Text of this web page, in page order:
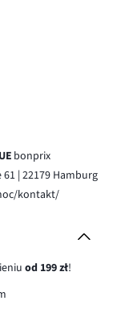
bonprix
| 22179 Hamburg
kontakt/
od 199 zł!